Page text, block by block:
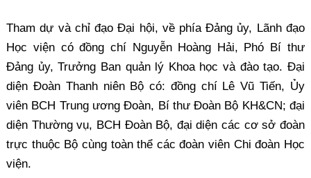
Tham dự và chỉ đạo Đại hội, về phía Đảng ủy, Lãnh đạo
Học viện có đồng chí Nguyễn Hoàng Hải, Phó Bí thư
Đảng ủy, Trưởng Ban quản lý Khoa học và đào tạo. Đại
diện Đoàn Thanh niên Bộ có: đồng chí Lê Vũ Tiến, Ủy
viên BCH Trung ương Đoàn, Bí thư Đoàn Bộ KH&CN; đại
diện Thường vụ, BCH Đoàn Bộ, đại diện các cơ sở đoàn
trực thuộc Bộ cùng toàn thể các đoàn viên Chi đoàn Học
viện.